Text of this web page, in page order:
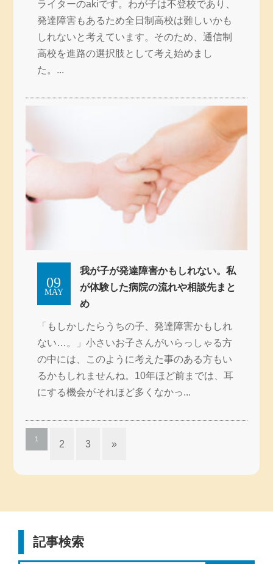
ライターのakiです。わが子は不登校であり、
発達障害もあるため全日制高校は難しいかも
しれないと考えています。そのため、通信制
高校を進路の選択肢として考え始めまし
た。...
MAY
09
我が子が発達障害かもしれない。私
が体験した病院の流れや相談先まと
め
「もしかしたらうちの子、発達障害かもしれ
ない…。」小さいお子さんがいらっしゃる方
の中には、このように考えた事のある方もい
るかもしれませんね。10年ほど前までは、耳
にする機会がそれほど多くなかっ...
1 2 3 »
記事検索